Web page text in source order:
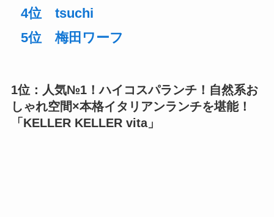
4位 tsuchi
5位 梅田ワーフ
1位：人気№1！ハイコスパランチ！自然系お
しゃれ空間×本格イタリアンランチを堪能！
「 KELLER KELLER vita」